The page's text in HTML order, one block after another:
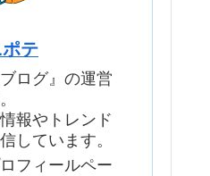
テ
ログ』の運営
報やトレンド
しています。
フィールペー